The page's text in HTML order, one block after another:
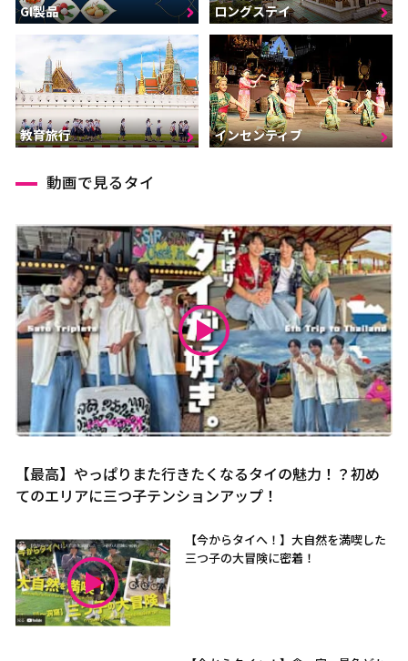
GI製品 ロングステイ
教育旅行 インセンティブ
動画で見るタイ
【最高】やっぱりまた行きたくなるタイの魅力！？初め
てのエリアに三つ子テンションアップ！
【今からタイへ！】大自然を満喫した
三つ子の大冒険に密着！